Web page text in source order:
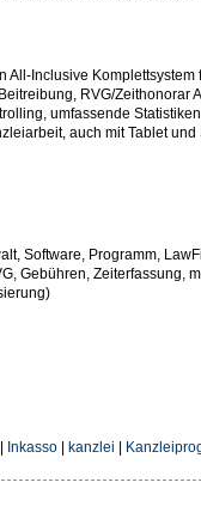
Inclusive
RVG/Zeithonorar
umfassende
auch mit Tablet
Software, Programm,
Gebühren, Zeiterfassung,
Inkasso kanzlei